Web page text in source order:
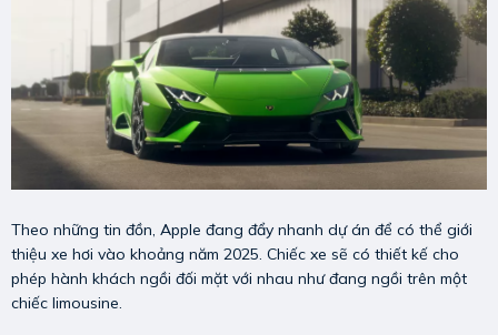
Theo những tin đồn, Apple đang đẩy nhanh dự án để có thể giới
thiệu xe hơi vào khoảng năm 2025. Chiếc xe sẽ có thiết kế cho
phép hành khách ngồi đối mặt với nhau như đang ngồi trên một
chiếc limousine.